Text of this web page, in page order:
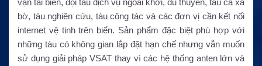
bờ, tàu nghiên cứu, tàu công tác và các đơn vị cần kết nối
internet vệ tinh trên biển. Sản phẩm đặc biệt phù hợp với
những tàu có không gian lắp đặt hạn chế nhưng vẫn muốn
sử dụng giải pháp VSAT thay vì các hệ thống anten lớn và